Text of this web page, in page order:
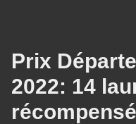
Prix
2022: 14